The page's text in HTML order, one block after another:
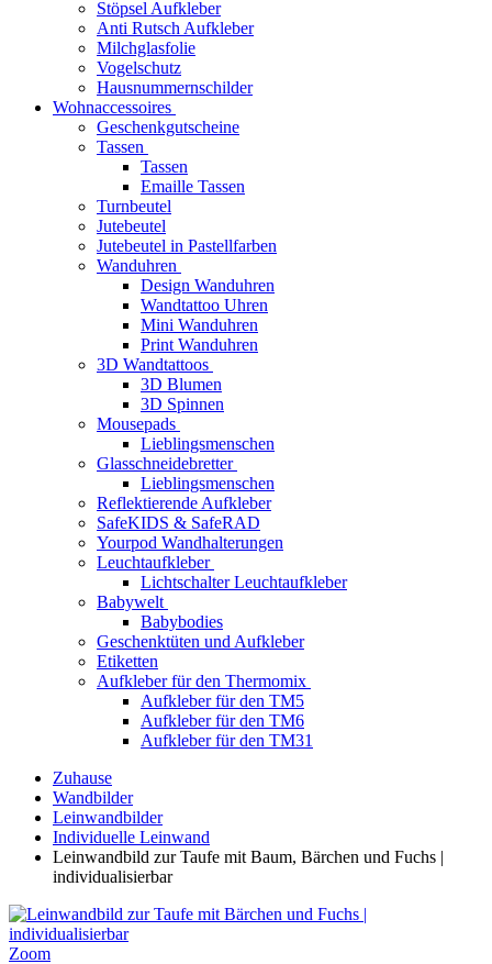
Stöpsel Aufkleber
Anti Rutsch Aufkleber
Milchglasfolie
Vogelschutz
Hausnummernschilder
Wohnaccessoires
Geschenkgutscheine
Tassen
Tassen
Emaille Tassen
Turnbeutel
Jutebeutel
Jutebeutel in Pastellfarben
Wanduhren
Design Wanduhren
Wandtattoo Uhren
Mini Wanduhren
Print Wanduhren
3D Wandtattoos
3D Blumen
3D Spinnen
Mousepads
Lieblingsmenschen
Glasschneidebretter
Lieblingsmenschen
Reflektierende Aufkleber
SafeKIDS & SafeRAD
Yourpod Wandhalterungen
Leuchtaufkleber
Lichtschalter Leuchtaufkleber
Babywelt
Babybodies
Geschenktüten und Aufkleber
Etiketten
Aufkleber für den Thermomix
Aufkleber für den TM5
Aufkleber für den TM6
Aufkleber für den TM31
Zuhause
Wandbilder
Leinwandbilder
Individuelle Leinwand
Leinwandbild zur Taufe mit Baum, Bärchen und Fuchs |
individualisierbar
Zoom